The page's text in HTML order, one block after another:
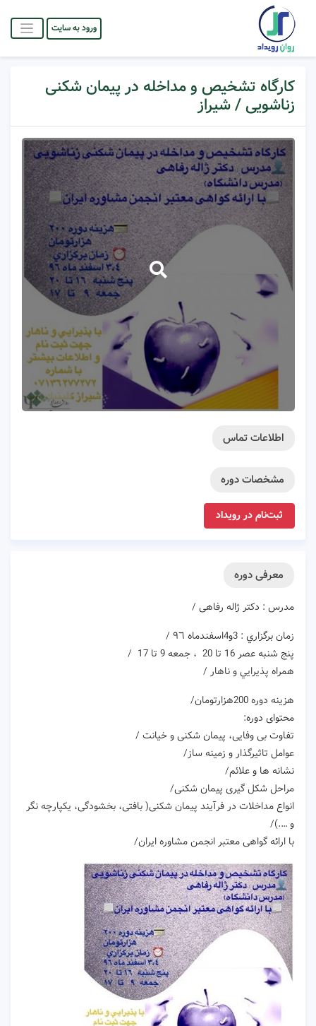
ورود به سایت
کارگاه تشخیص و مداخله در پیمان شکنی
زناشویی / شیراز
اطلاعات تماس
مشخصات دوره
ثبت‌نام در رویداد
معرفی دوره
مدرس : دكتر ژاله رفاهی /
زمان برگزاري : 3و4اسفندماه ٩٦ /
پنج شنبه عصر 16 تا 20 ، جمعه 9 تا 17 /
همراه پذيرايي و ناهار /
هزينه دوره 200هزارتومان/
محتوای دوره:
تفاوت بی وفایی، پیمان شکنی و خیانت /
عوامل تاثیرگذار و زمینه ساز/
نشانه ها و علائم/
مراحل شکل گیری پیمان شکنی/
انواع مداخلات در فرآیند پیمان شکنی( بافتی، بخشودگی، یکپارچه نگر
و ….)/
با ارائه گواهی معتبر انجمن مشاوره ايران/